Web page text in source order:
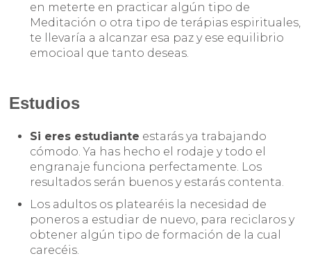
en meterte en practicar algún tipo de
Meditación o otra tipo de terápias espirituales,
te llevaría a alcanzar esa paz y ese equilibrio
emocioal que tanto deseas.
Estudios
Si eres estudiante estarás ya trabajando
cómodo. Ya has hecho el rodaje y todo el
engranaje funciona perfectamente. Los
resultados serán buenos y estarás contenta.
Los adultos os platearéis la necesidad de
poneros a estudiar de nuevo, para reciclaros y
obtener algún tipo de formación de la cual
carecéis.